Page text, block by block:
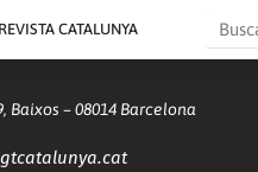
REVISTA CATALUNYA Search
Baixos – 08014 Barcelona